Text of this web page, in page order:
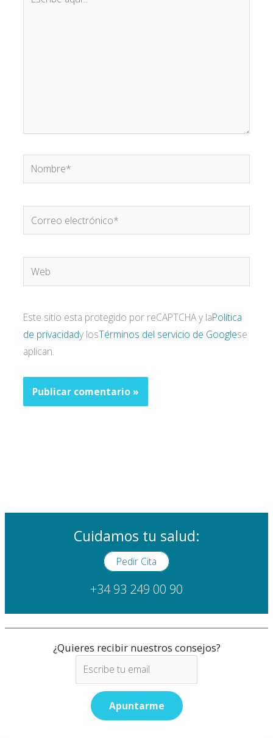
Nombre*
Correo
electrónico*
Web
Este sitio esta protegido por reCAPTCHA y laPolítica
de privacidady losTérminos del servicio de Googlese
aplican.
Cuidamos tu salud:
Pedir Cita
+34 93 249 00 90
¿Quieres recibir nuestros consejos?